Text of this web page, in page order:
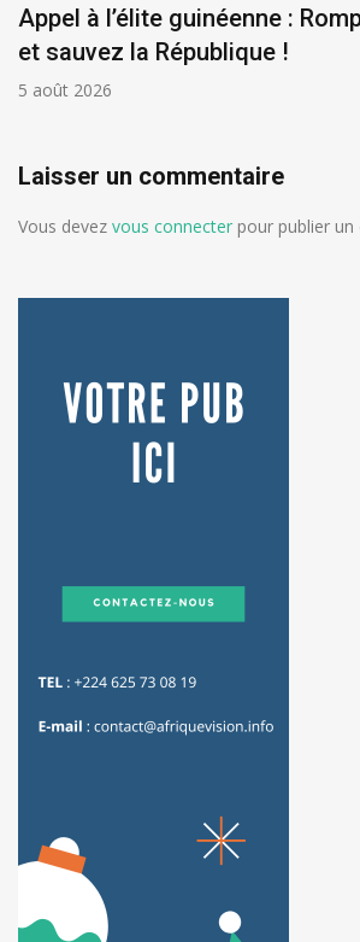
Appel à l’élite guinéenne :
et sauvez la République !
5 août 2026
Laisser un commentaire
Vous devez vous connecter pour publier